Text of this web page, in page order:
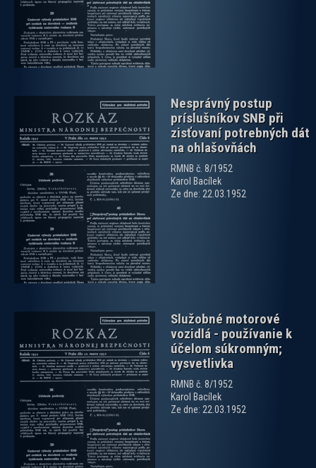
Nesprávný postup
príslušníkov SNB při
zisťovaní potrebných dát
na ohlašovňách
RMNB č. 8/1952
Karol Bacílek
Ze dne: 22.03.1952
Služobné motorové
vozidlá - používanie k
účelom súkromným;
vysvetlivka
RMNB č. 8/1952
Karol Bacílek
Ze dne: 22.03.1952
zobrazit PDF dokument
zobrazit PDF dokument